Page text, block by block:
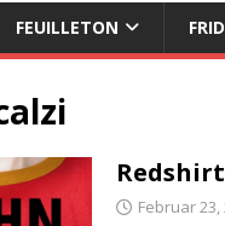
FEUILLETON
Februar 23,